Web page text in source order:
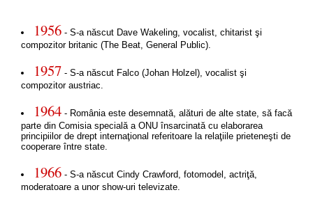
1956- S-a născut Dave Wakeling, vocalist, chitarist şi
compozitor britanic (The Beat, General Public).
1957 - S-a născut Falco (Johan Holzel), vocalist şi
compozitor austriac.
1964- România este desemnată, alături de alte state, să facă
parte din Comisia specială a ONU însarcinată cu elaborarea
principiilor de drept internaţional referitoare la relaţiile prieteneşti de
cooperare între state.
1966- S-a născut Cindy Crawford, fotomodel, actriţă,
moderatoare a unor show-uri televizate.